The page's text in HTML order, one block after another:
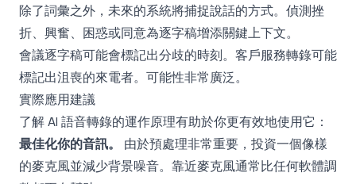
除了詞彙之外，未來的系統將捕捉說話的方式。偵測挫
折、興奮、困惑或同意為逐字稿增添關鍵上下文。
會議逐字稿可能會標記出分歧的時刻。客戶服務轉錄可能
標記出沮喪的來電者。可能性非常廣泛。
實際應用建議
了解 AI 語音轉錄的運作原理有助於你更有效地使用它：
最佳化你的音訊。
由於預處理非常重要，投資一個像樣
的麥克風並減少背景噪音。靠近麥克風通常比任何軟體調